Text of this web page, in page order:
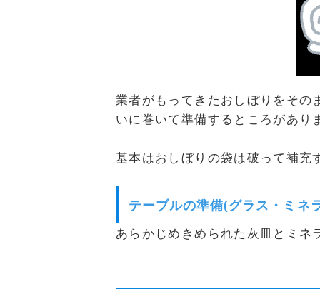
業者がもってきたおしぼりをその
いに巻いて準備するところがあり
基本はおしぼりの袋は破って補充
テーブルの準備(グラス・ミネ
あらかじめきめられた灰皿とミ